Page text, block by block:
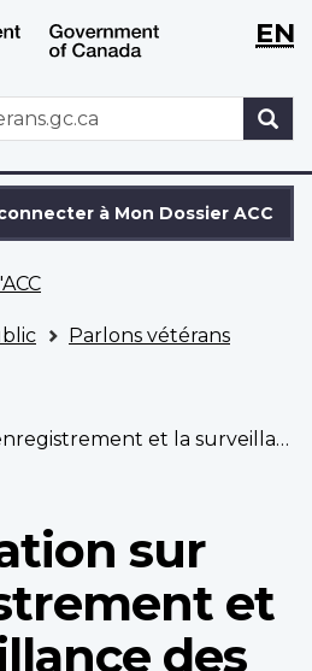
Aller
au
principal
Passer
à
version
HTML
simplifiée
WxT
WxTEN
à Mon Dossier ACC
Parlons vétérans
et la surveillance des appels
sur
et
des